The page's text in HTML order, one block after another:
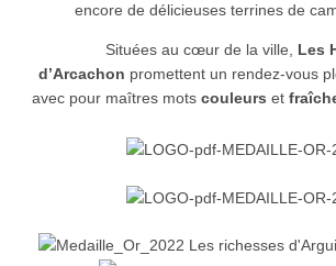
encore de délicieuses terrines de
Situées au cœur de la ville, Les
d’Arcachon promettent un rendez-vous
avec pour maîtres motscouleurs et